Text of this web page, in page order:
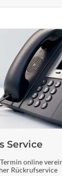
Service
online
Rückrufservice